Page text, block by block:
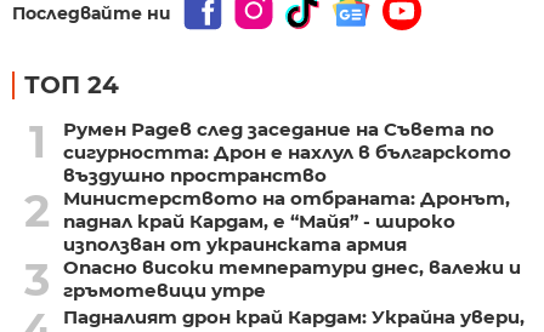
Последвайте ни
ТОП 24
1
Румен Радев след заседание на Съвета по
сигурността: Дрон е нахлул в българското
въздушно пространство
2
Министерството на отбраната: Дронът,
паднал край Кардам, е “Майя” - широко
използван от украинската армия
3
Опасно високи температури днес, валежи и
гръмотевици утре
Падналият дрон край Кардам: Украйна увери,